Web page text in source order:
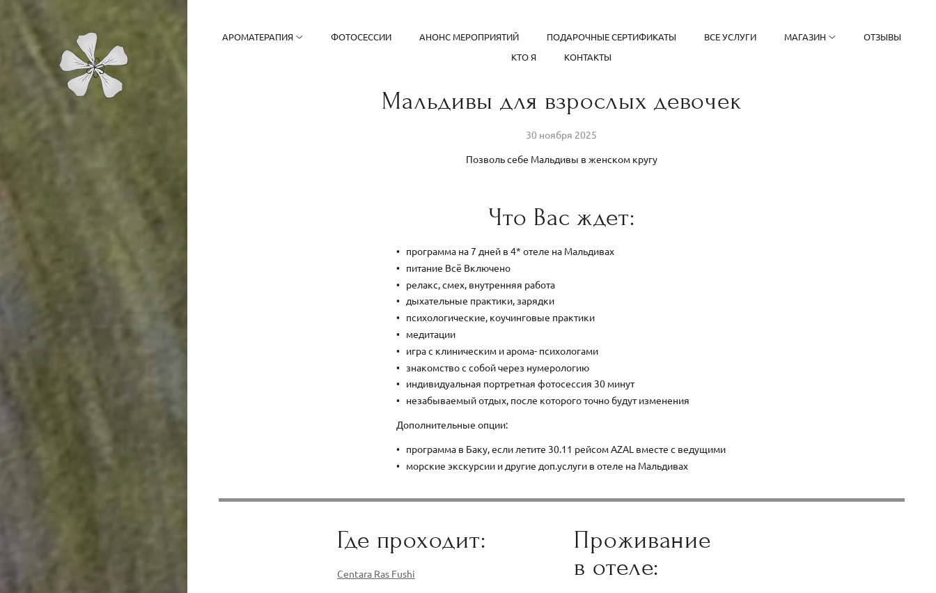
АРОМАТЕРАПИЯ ФОТОСЕССИИ АНОНС МЕРОПРИЯТИЙ ПОДАРОЧНЫЕ СЕРТИФИКАТЫ ВСЕ УСЛУГИ МАГАЗИН
ОТЗЫВЫ
КТО Я
КОНТАКТЫ
Мальдивы для взрослых девочек
30 ноября 2025
Позволь себе Мальдивы в женском кругу
Что Вас ждет:
программа на 7 дней в 4* отеле на Мальдивах
питание Всё Включено
релакс, смех, внутренняя работа
дыхательные практики, зарядки
психологические, коучинговые практики
медитации
игра с клиническим и арома- психологами
знакомство с собой через нумерологию
индивидуальная портретная фотосессия 30 минут
незабываемый отдых, после которого точно будут изменения
Дополнительные опции:
программа в Баку, если летите 30.11 рейсом AZAL вместе с ведущими
морские экскурсии и другие доп.услуги в отеле на Мальдивах
Где проходит:
Centara Ras Fushi
Проживание
в отеле: